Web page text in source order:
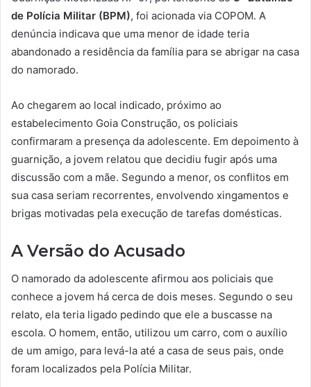
de Polícia Militar (BPM), foi acionada via COPOM. A
denúncia indicava que uma menor de idade teria
abandonado a residência da família para se abrigar na casa
do namorado.
Ao chegarem ao local indicado, próximo ao
estabelecimento Goia Construção, os policiais
confirmaram a presença da adolescente. Em depoimento à
guarnição, a jovem relatou que decidiu fugir após uma
discussão com a mãe. Segundo a menor, os conflitos em
sua casa seriam recorrentes, envolvendo xingamentos e
brigas motivadas pela execução de tarefas domésticas.
A Versão do Acusado
O namorado da adolescente afirmou aos policiais que
conhece a jovem há cerca de dois meses. Segundo o seu
relato, ela teria ligado pedindo que ele a buscasse na
escola. O homem, então, utilizou um carro, com o auxílio
de um amigo, para levá-la até a casa de seus pais, onde
foram localizados pela Polícia Militar.